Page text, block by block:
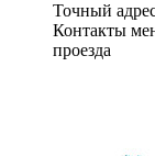
Точный
Контакты
проезда